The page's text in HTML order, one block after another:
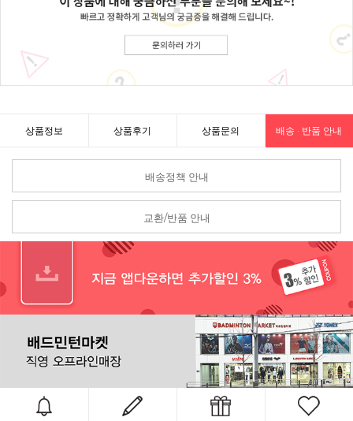
상품정보 상품후기 상품문의 배송 · 반품 안내
배송정책 안내
교환/반품 안내